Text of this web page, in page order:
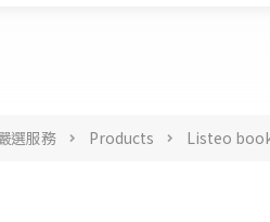
選服務 Products Listeo